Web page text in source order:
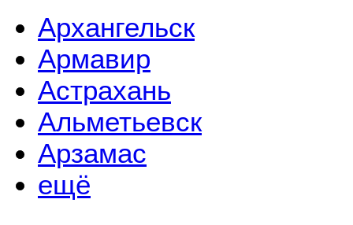
Архангельск
Армавир
Астрахань
Альметьевск
Арзамас
ещё